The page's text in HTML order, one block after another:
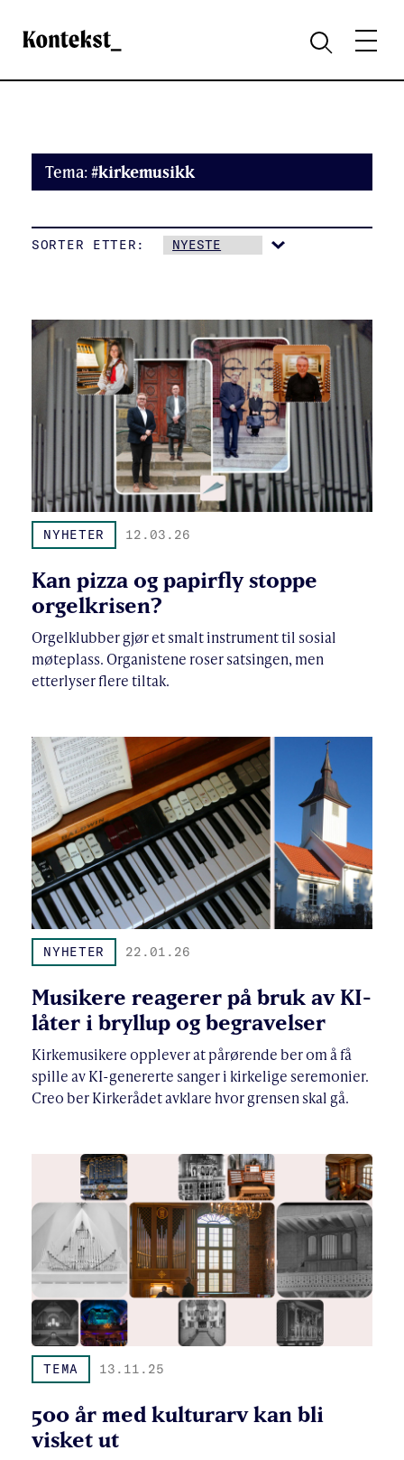
Kontekst
SØKMENY
Tema:#kirkemusikk
SORTER ETTER:
NYHETER 12.03.26
Kan pizza og papirfly stoppe
orgelkrisen?
Orgelklubber gjør et smalt instrument til sosial
møteplass. Organistene roser satsingen, men
etterlyser flere tiltak.
NYHETER 22.01.26
Musikere reagerer på bruk av KI-
låter i bryllup og begravelser
Kirkemusikere opplever at pårørende ber om å få
spille av KI-genererte sanger i kirkelige seremonier.
Creo ber Kirkerådet avklare hvor grensen skal gå.
TEMA 13.11.25
500 år med kulturarv kan bli
visket ut